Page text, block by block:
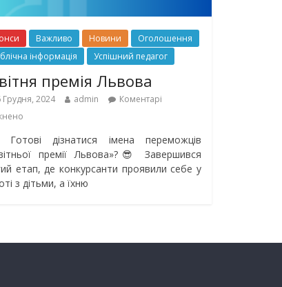
Важливо Новини
Оголошення
інформація
Успішний педагог
премія Львова
Грудня, 2024 admin
Коментарі
дізнатися імена переможців
премії Львова»?😎 Завершився
етап, де конкурсанти проявили себе у
з дітьми, а їхню